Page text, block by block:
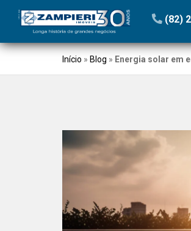
(82)
Início » Blog » Energia solar em